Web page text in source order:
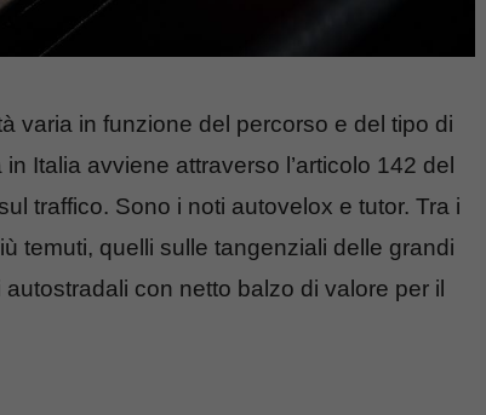
varia in funzione del percorso e del tipo di
Italia avviene attraverso l’articolo 142 del
traffico. Sono i noti autovelox e tutor. Tra i
temuti, quelli sulle tangenziali delle grandi
con netto balzo di valore per il